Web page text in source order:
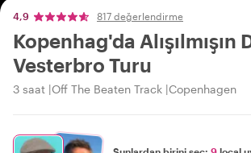
4,9 817 değerlendirme
Kopenhag'da Alışılmışın
Vesterbro Turu
3 saat Off The Beaten Track Copenhagen